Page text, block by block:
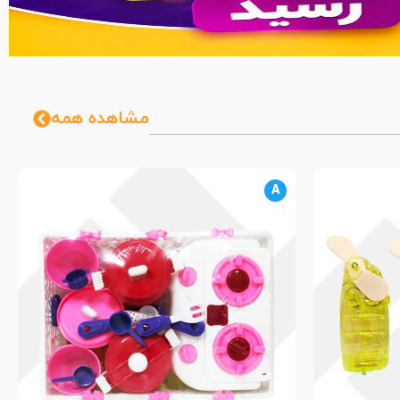
مشاهده همه
A